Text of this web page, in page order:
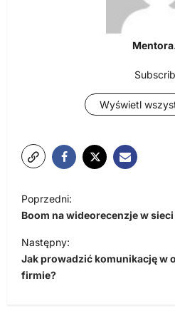
Wyświetl
a
w
i
g
Poprzedni:
Boom na wideorecenzje w sieci
Następny:
Jak prowadzić komunikację w
firmie?